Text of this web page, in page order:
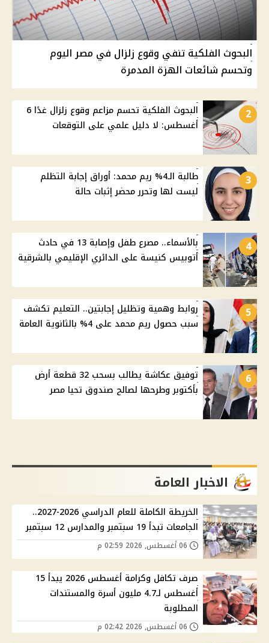
البحوث الفلكية تنفي وقوع زلزال في مصر اليوم
وتحسم شائعات الهزة المدمرة
2
البحوث الفلكية تحسم مزاعم وقوع زلزال غدًا 6
أغسطس: لا دليل علمي على التوقعات
3
طالبة الـ4% ريم محمد: أوراق إجابة التظلم
ليست لها وتحرر محضر إثبات حالة
4
بالأسماء.. مصرع طفل وإصابة 13 في حادث
أتوبيس كنيسة على الدائري الإقليمي بالشرقية
5
روابط وهمية وتظليل إجابتين.. التعليم تكشف
سبب حصول ريم محمد على 4% بالثانوية العامة
6
توفيق عكاشة يطالب بسحب 32 قطعة أرض
بأكتوبر وطرحها لصالح صندوق تحيا مصر
الاخبار العامة
الخريطة الكاملة للعام الدراسي 2026-2027..
الجامعات تبدأ 19 سبتمبر والمدارس 12 سبتمبر
صرف تكافل وكرامة أغسطس 2026 يبدأ 15
أغسطس لـ4.7 مليون أسرة والمستندات
المطلوبة